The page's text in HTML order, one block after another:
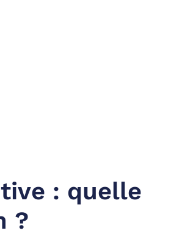
: quelle
?